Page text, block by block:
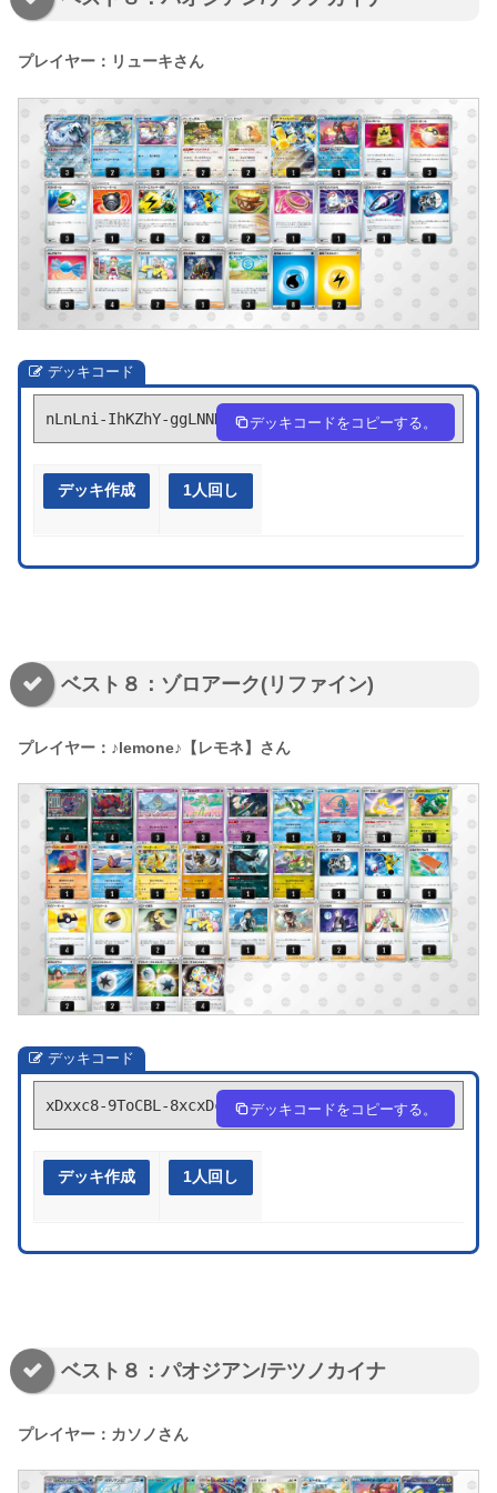
プレイヤー：リューキさん
デッキコード
nLnLni-IhKZhY-ggLNNH デッキコードをコピーする。
デッキ作成 1人回し
ベスト８：ゾロアーク(リファイン)
プレイヤー：♪lemone♪【レモネ】さん
デッキコード
xDxxc8-9ToCBL-8xcxDc デッキコードをコピーする。
デッキ作成 1人回し
ベスト８：パオジアン/テツノカイナ
プレイヤー：カソノさん